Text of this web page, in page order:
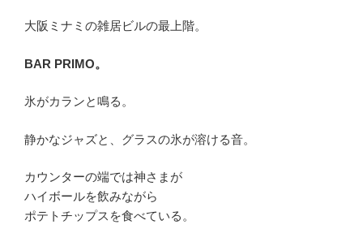
大阪ミナミの雑居ビルの最上階。
BAR PRIMO。
氷がカランと鳴る。
静かなジャズと、グラスの氷が溶ける音。
カウンターの端では神さまが
ハイボールを飲みながら
ポテトチップスを食べている。